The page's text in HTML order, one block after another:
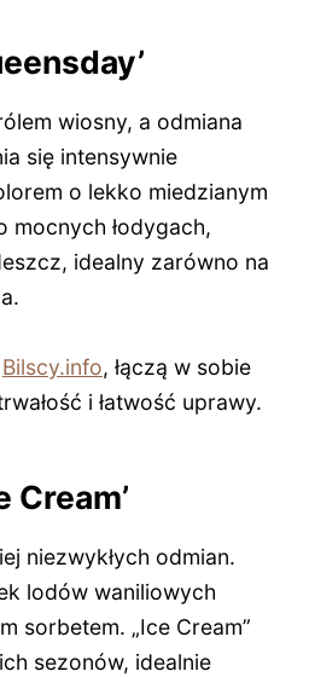
wiosny, a odmiana
się intensywnie
o lekko miedzianym
mocnych łodygach,
idealny zarówno na
Bilscy.info, łączą w sobie
i łatwość uprawy.
Cream’
niezwykłych odmian.
lodów waniliowych
sorbetem. „Ice Cream”
sezonów, idealnie